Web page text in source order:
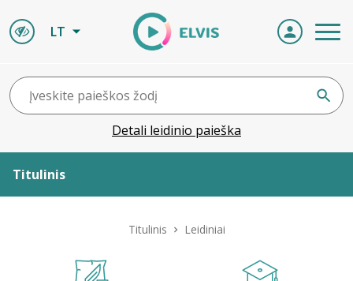
LT
Detali leidinio paieška
Titulinis
Titulinis Leidiniai